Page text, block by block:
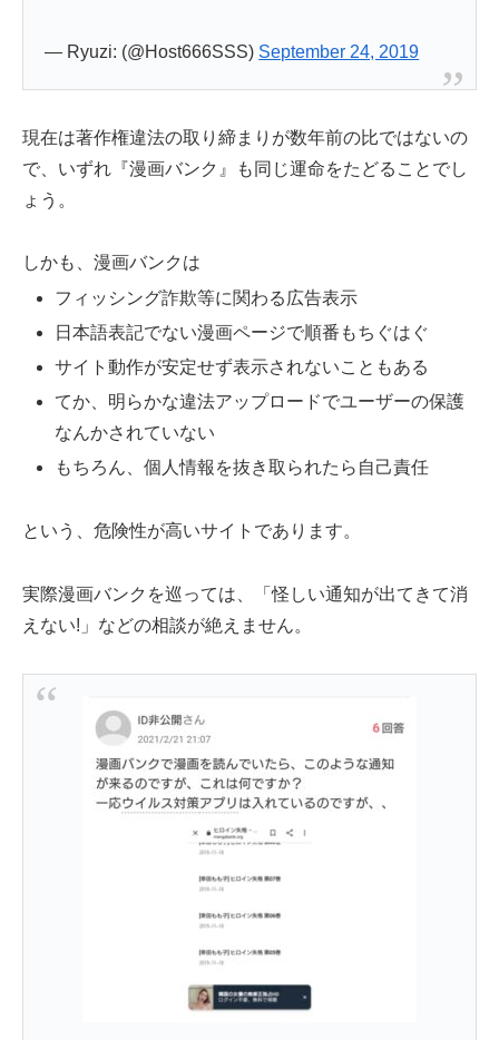
— Ryuzi: (@Host666SSS) September 24, 2019
現在は著作権違法の取り締まりが数年前の比ではないの
で、いずれ『漫画バンク』も同じ運命をたどることでし
ょう。
しかも、漫画バンクは
フィッシング詐欺等に関わる広告表示
日本語表記でない漫画ページで順番もちぐはぐ
サイト動作が安定せず表示されないこともある
てか、明らかな違法アップロードでユーザーの保護
なんかされていない
もちろん、個人情報を抜き取られたら自己責任
という、危険性が高いサイトであります。
実際漫画バンクを巡っては、「怪しい通知が出てきて消
えない!」などの相談が絶えません。